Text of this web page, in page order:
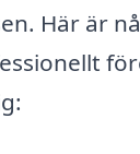
Här är